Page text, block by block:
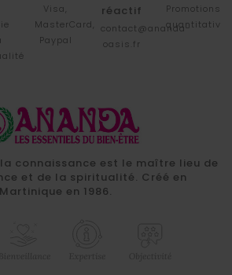
Visa,
MasterCard,
Paypal
réactif
contact@ananda-
oasis.fr
Promotions
connaissance est le maître lieu de
et de la spiritualité. Créé en
Martinique en 1986.